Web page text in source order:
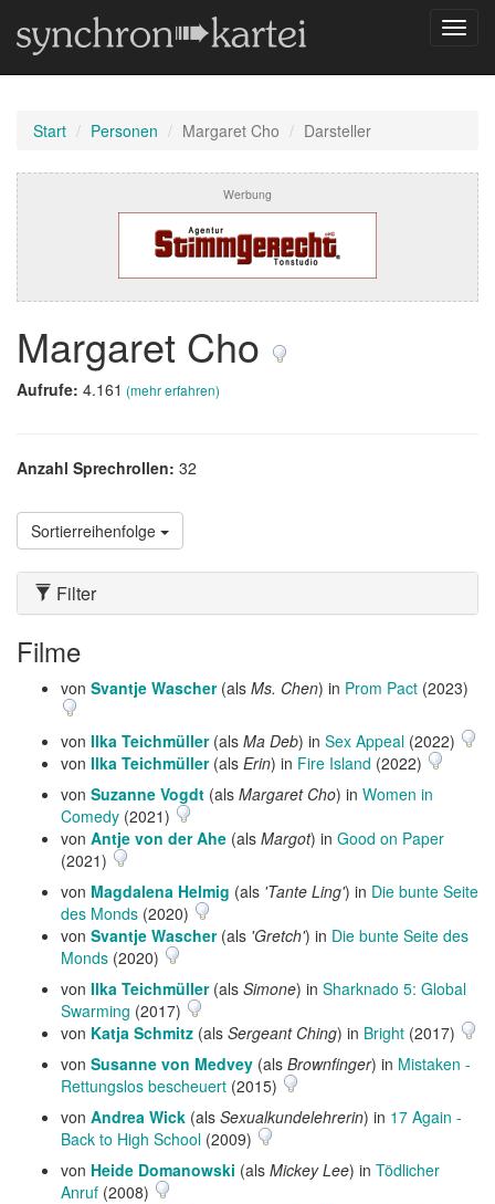
Start Personen Margaret Cho Darsteller
Werbung
Margaret Cho
Aufrufe: 4.161 (mehr erfahren)
Anzahl Sprechrollen: 32
Sortierreihenfolge
Filter
Filme
von Svantje Wascher(als Ms. Chen) in Prom Pact (2023)
von Ilka Teichmüller(als Ma Deb) in Sex Appeal (2022)
von Ilka Teichmüller(als Erin) in Fire Island (2022)
von Suzanne Vogdt (als Margaret Cho) in Women in
Comedy (2021)
von Antje von der Ahe (als Margot) in Good on Paper
(2021)
von Magdalena Helmig (als 'Tante Ling') in Die bunte Seite
des Monds (2020)
von Svantje Wascher(als 'Gretch') in Die bunte Seite des
Monds (2020)
von Ilka Teichmüller(als Simone) in Sharknado 5: Global
Swarming (2017)
von Katja Schmitz (als Sergeant Ching) in Bright (2017)
von Susanne von Medvey (als Brownfinger) in Mistaken -
Rettungslos bescheuert (2015)
von Andrea Wick (als Sexualkundelehrerin) in 17 Again -
Back to High School (2009)
von Heide Domanowski (als Mickey Lee) in Tödlicher
Anruf (2008)